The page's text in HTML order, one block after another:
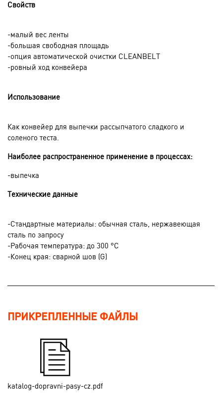
Свойств
-малый вес ленты
-большая свободная площадь
-опция автоматической очистки CLEANBELT
-ровный ход конвейера
Использование
Как конвейер для выпечки рассыпчатого сладкого и
соленого теста.
Наиболее распространенное применение в процессах:
-выпечка
Технические данные
-Стандартные материалы: обычная сталь, нержавеющая
сталь по запросу
-Рабочая температура: до 300 °C
-Конец края: сварной шов (G)
ПРИКРЕПЛЕННЫЕ ФАЙЛЫ
katalog-dopravni-pasy-cz.pdf